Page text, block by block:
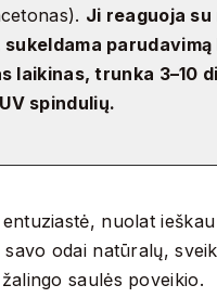
Ji reaguoja
parudavimą
laikinas, trunka 3–10
spindulių.
nuolat
savo odai natūralų,
saulės poveikio.